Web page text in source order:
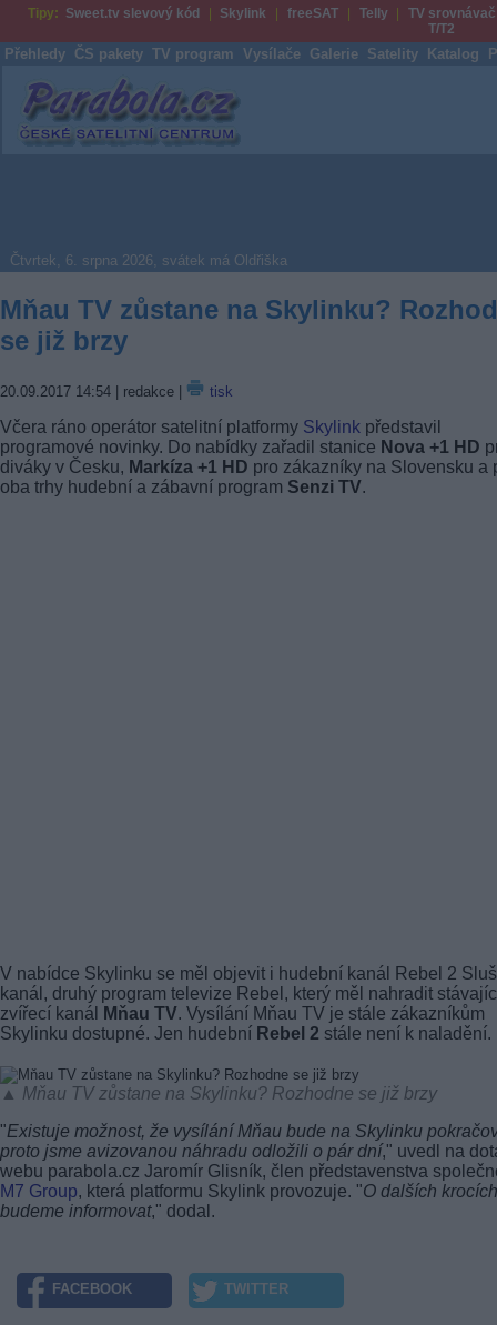
Tipy: Sweet.tv slevový kód Skylink freeSAT Telly
TV srovnávač
T/T2
Přehledy ČS pakety TV program Vysílače Galerie Satelity Katalog
Parabola.cz
Čtvrtek, 6. srpna 2026, svátek má Oldřiška
Mňau TV zůstane na Skylinku?
se již brzy
20.09.2017 14:54 | redakce | tisk
Včera ráno operátor satelitní platformy Skylink představil
programové novinky. Do nabídky zařadil stanice Nova +1 HD
diváky v Česku, Markíza +1 HD pro zákazníky na Slovensku a
oba trhy hudební a zábavní program Senzi TV.
V nabídce Skylinku se měl objevit i hudební kanál Rebel 2
kanál, druhý program televize Rebel, který měl nahradit
zvířecí kanál
Mňau TV. Vysílání Mňau TV je stále zákazníkům
Skylinku dostupné. Jen hudební Rebel 2 stále není k naladění.
▲ Mňau TV zůstane na Skylinku? Rozhodne se již brzy
"Existuje možnost, že vysílání Mňau bude na Skylinku
proto jsme avizovanou náhradu odložili o pár dní," uvedl na
webu parabola.cz Jaromír Glisník, člen představenstva
M7 Group, která platformu Skylink provozuje. "O dalších krocích
budeme informovat," dodal.
FACEBOOK TWITTER